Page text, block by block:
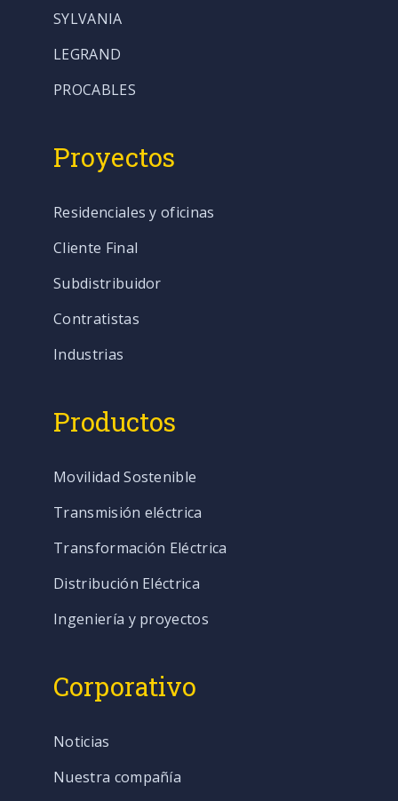
SYLVANIA
LEGRAND
PROCABLES
Proyectos
Residenciales y oficinas
Cliente Final
Subdistribuidor
Contratistas
Industrias
Productos
Movilidad Sostenible
Transmisión eléctrica
Transformación Eléctrica
Distribución Eléctrica
Ingeniería y proyectos
Corporativo
Noticias
Nuestra compañía